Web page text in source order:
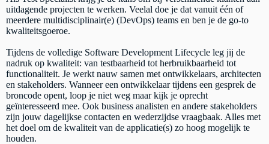
uitdagende projecten te werken. Veelal doe je dat vanuit één of
meerdere multidisciplinair(e) (DevOps) teams en ben je de go-to
kwaliteitsgoeroe.
Tijdens de volledige Software Development Lifecycle leg jij de
nadruk op kwaliteit: van testbaarheid tot herbruikbaarheid tot
functionaliteit. Je werkt nauw samen met ontwikkelaars, architecten
en stakeholders. Wanneer een ontwikkelaar tijdens een gesprek de
broncode opent, loop je niet weg maar kijk je oprecht
geïnteresseerd mee. Ook business analisten en andere stakeholders
zijn jouw dagelijkse contacten en wederzijdse vraagbaak. Alles met
het doel om de kwaliteit van de applicatie(s) zo hoog mogelijk te
houden.